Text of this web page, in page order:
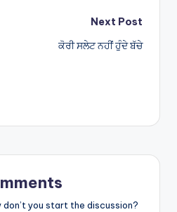
Next Post
ਕੋਰੀ ਸਲੇਟ ਨਹੀਂ ਹੁੰਦੇ ਬੱਚੇ
you start the discussion?